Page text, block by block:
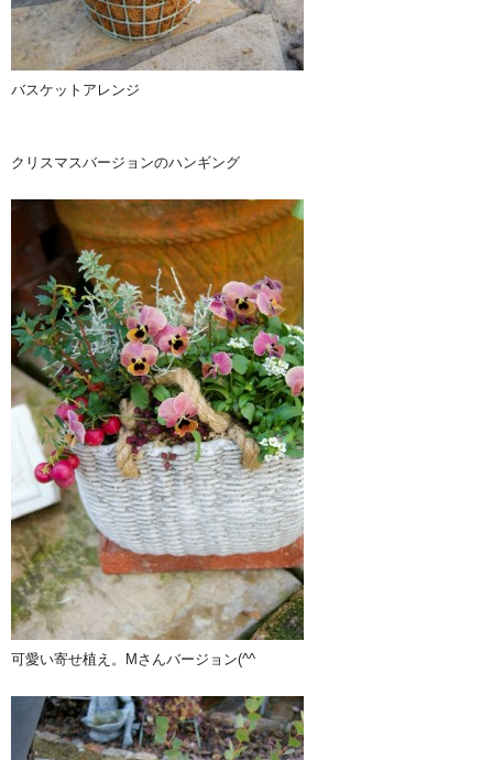
バスケットアレンジ
クリスマスバージョンのハンギング
可愛い寄せ植え。Mさんバージョン(^^ゞ